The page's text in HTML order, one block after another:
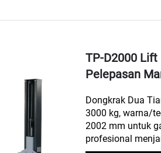
TP-D2000 Lift
Pelepasan
Dongkrak Dua
3000 kg, warna/
2002 mm untuk
profesional